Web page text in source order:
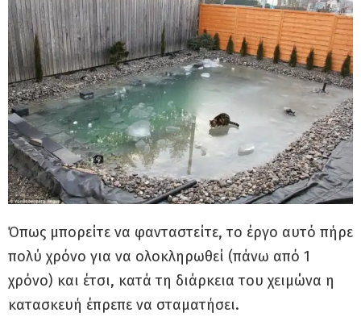
Όπως μπορείτε να φανταστείτε, το έργο αυτό πήρε
πολύ χρόνο για να ολοκληρωθεί (πάνω από 1
χρόνο) και έτσι, κατά τη διάρκεια του χειμώνα η
κατασκευή έπρεπε να σταματήσει.